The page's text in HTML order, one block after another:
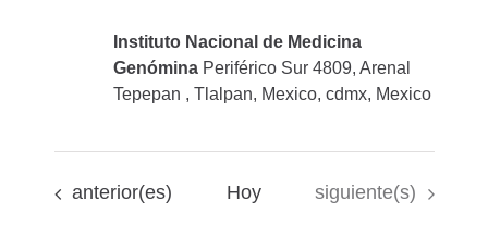
Instituto Nacional de Medicina
Genómina Periférico Sur 4809, Arenal
Tepepan , Tlalpan, Mexico, cdmx, Mexico
Eventos
anterior(es) Hoy Eventos
siguiente(s)